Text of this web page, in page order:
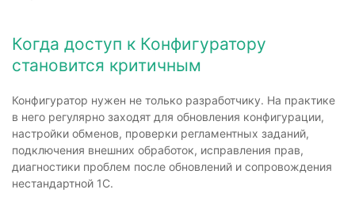
Когда доступ к Конфигуратору
становится критичным
Конфигуратор нужен не только разработчику. На практике
в него регулярно заходят для обновления конфигурации,
настройки обменов, проверки регламентных заданий,
подключения внешних обработок, исправления прав,
диагностики проблем после обновлений и сопровождения
нестандартной 1С.